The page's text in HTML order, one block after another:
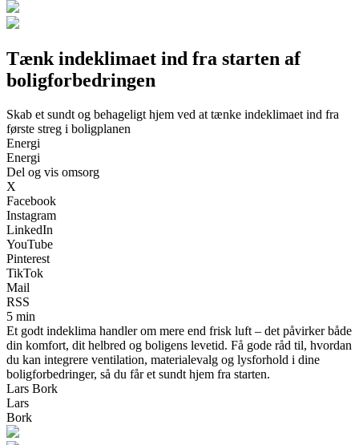
Tænk indeklimaet ind fra starten af
boligforbedringen
Skab et sundt og behageligt hjem ved at tænke indeklimaet ind fra
første streg i boligplanen
Energi
Energi
Del og vis omsorg
X
Facebook
Instagram
LinkedIn
YouTube
Pinterest
TikTok
Mail
RSS
5 min
Et godt indeklima handler om mere end frisk luft – det påvirker både
din komfort, dit helbred og boligens levetid. Få gode råd til, hvordan
du kan integrere ventilation, materialevalg og lysforhold i dine
boligforbedringer, så du får et sundt hjem fra starten.
Lars Bork
Lars
Bork